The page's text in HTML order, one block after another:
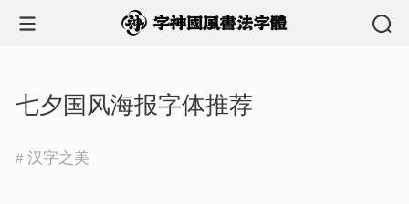
七夕国风海报字体推荐
# 汉字之美